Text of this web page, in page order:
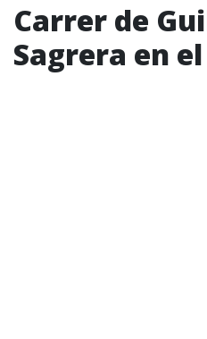
Carrer de
Sagrera en